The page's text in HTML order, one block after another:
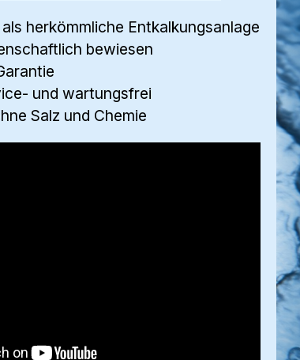
herkömmliche Entkalkungsanlage
bewiesen
und wartungsfrei
Salz und Chemie